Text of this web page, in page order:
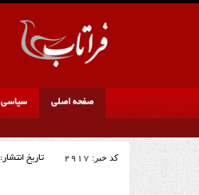
صفحه اصلی سیاسی
کد خبر: 2917 تاریخ انتشار: